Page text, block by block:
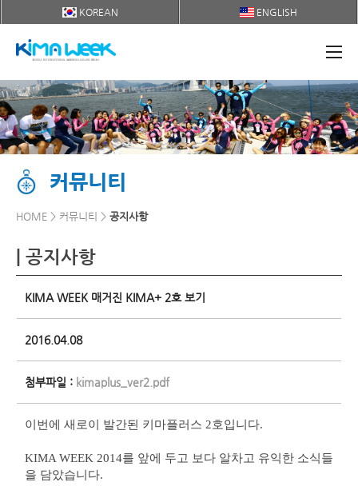
KOREAN ENGLISH
커뮤니티
HOME > 커뮤니티 > 공지사항
| 공지사항
KIMA WEEK 매거진 KIMA+ 2호 보기
2016.04.08
첨부파일 : kimaplus_ver2.pdf
이번에 새로이 발간된 키마플러스 2호입니다.
KIMA WEEK 2014를 앞에 두고 보다 알차고 유익한 소식들
을 담았습니다.